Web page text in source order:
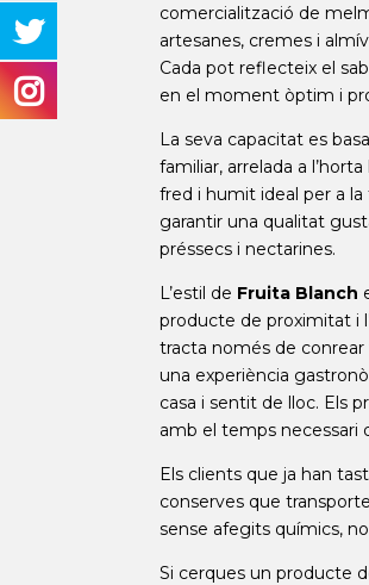
comercialització de
artesanes, cremes i
Cada pot reflecteix el
en el moment òptim i
La seva capacitat es
familiar, arrelada a
fred i humit ideal per a
garantir una qualitat
préssecs i nectarines.
L’estil de Fruita Blanch
producte de proximitat i
tracta només de
una experiència
casa i sentit de lloc. Els
amb el temps necessari
Els clients que ja han
conserves que
sense afegits químics,
Si cerques un producte